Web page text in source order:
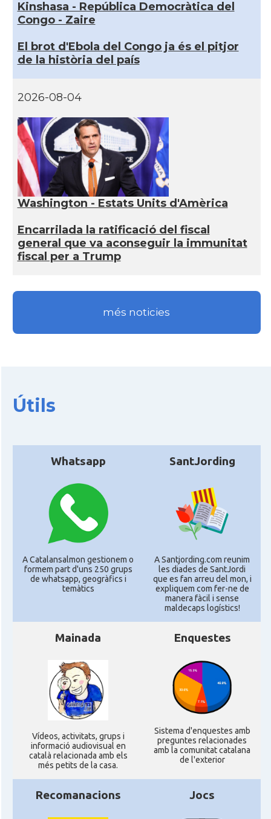
Kinshasa - República Democràtica del
Congo - Zaire
El brot d'Ebola del Congo ja és el pitjor
de la història del país
2026-08-04
Washington - Estats Units d'Amèrica
Encarrilada la ratificació del fiscal
general que va aconseguir la immunitat
fiscal per a Trump
més noticies
Útils
Whatsapp
A Catalansalmon gestionem o
formem part d'uns 250 grups
de whatsapp, geogràfics i
temàtics
SantJording
A Santjording.com reunim
les diades de SantJordi
que es fan arreu del mon, i
expliquem com fer-ne de
manera fàcil i sense
maldecaps logí­stics!
Mainada
Ví­deos, activitats, grups i
informació audiovisual en
català relacionada amb els
més petits de la casa.
Enquestes
Sistema d'enquestes amb
preguntes relacionades
amb la comunitat catalana
de l'exterior
Recomanacions Jocs